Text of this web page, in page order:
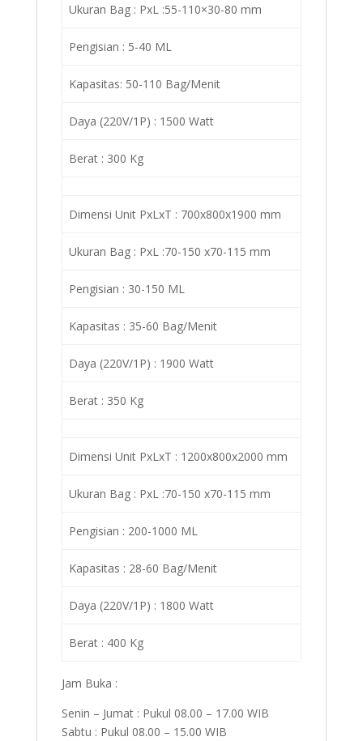
Ukuran Bag : PxL :55-110×30-80 mm
Pengisian : 5-40 ML
Kapasitas: 50-110 Bag/Menit
Daya (220V/1P) : 1500 Watt
Berat : 300 Kg
Dimensi Unit PxLxT : 700x800x1900 mm
Ukuran Bag : PxL :70-150 x70-115 mm
Pengisian : 30-150 ML
Kapasitas : 35-60 Bag/Menit
Daya (220V/1P) : 1900 Watt
Berat : 350 Kg
Dimensi Unit PxLxT : 1200x800x2000 mm
Ukuran Bag : PxL :70-150 x70-115 mm
Pengisian : 200-1000 ML
Kapasitas : 28-60 Bag/Menit
Daya (220V/1P) : 1800 Watt
Berat : 400 Kg
Jam Buka :
Senin – Jumat : Pukul 08.00 – 17.00 WIB
Sabtu : Pukul 08.00 – 15.00 WIB